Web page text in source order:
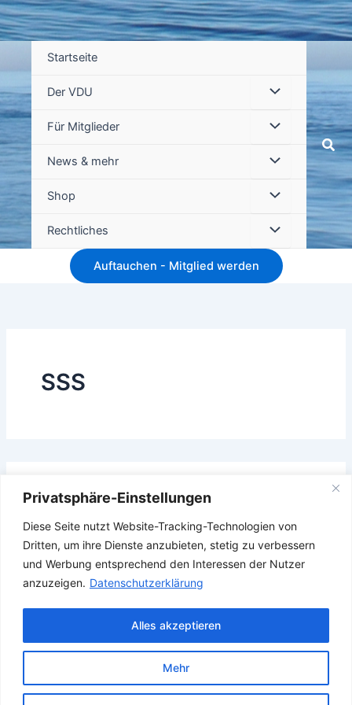
Privatsphäre-Einstellungen
Diese Seite nutzt Website-Tracking-Technologien von
Dritten, um ihre Dienste anzubieten, stetig zu verbessern
und Werbung entsprechend den Interessen der Nutzer
anzuzeigen. Datenschutzerklärung
Mehr
Alles akzeptieren
Startseite
Der VDU
Für Mitglieder
News & mehr
Shop
Rechtliches
Auftauchen - Mitglied werden
SSS
Das Gesuchte konnte leider nicht gefunden werden.
Vielleicht hilft die Suchfunktion.
Suchen
nach:
Copyright © 2026 Verband Deutscher Ubootfahrer e.V.